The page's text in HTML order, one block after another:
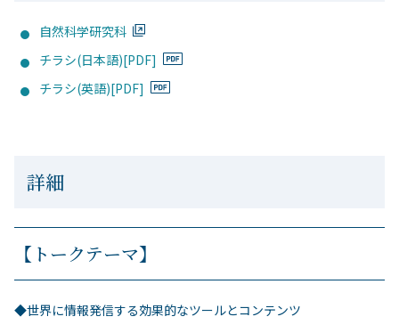
自然科学研究科
チラシ(日本語)[PDF]
チラシ(英語)[PDF]
詳細
【トークテーマ】
◆世界に情報発信する効果的なツールとコンテンツ